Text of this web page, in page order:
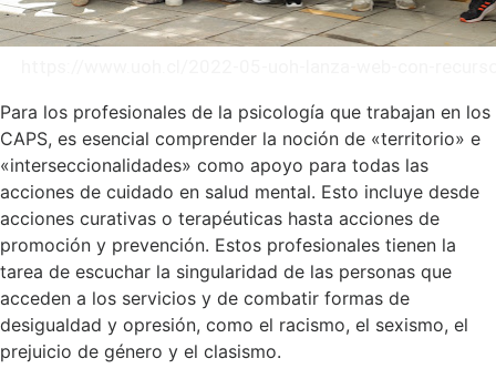
Para los profesionales de la psicología que trabajan en los
CAPS, es esencial comprender la noción de «territorio» e
«interseccionalidades» como apoyo para todas las
acciones de cuidado en salud mental. Esto incluye desde
acciones curativas o terapéuticas hasta acciones de
promoción y prevención. Estos profesionales tienen la
tarea de escuchar la singularidad de las personas que
acceden a los servicios y de combatir formas de
desigualdad y opresión, como el racismo, el sexismo, el
prejuicio de género y el clasismo.